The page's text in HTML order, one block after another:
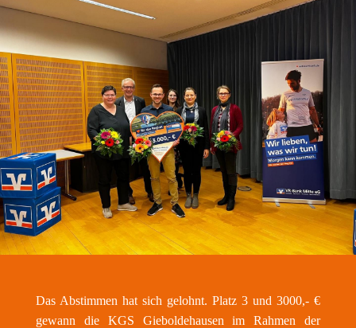
Das Abstimmen hat sich gelohnt. Platz 3 und 3000,- €
gewann die KGS Gieboldehausen im Rahmen der